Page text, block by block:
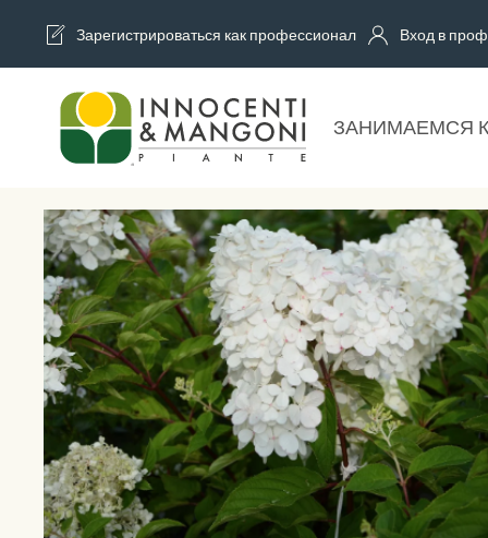
Skip to main content
Зарегистрироваться как профессионал Вход в
ЗАНИМАЕМСЯ